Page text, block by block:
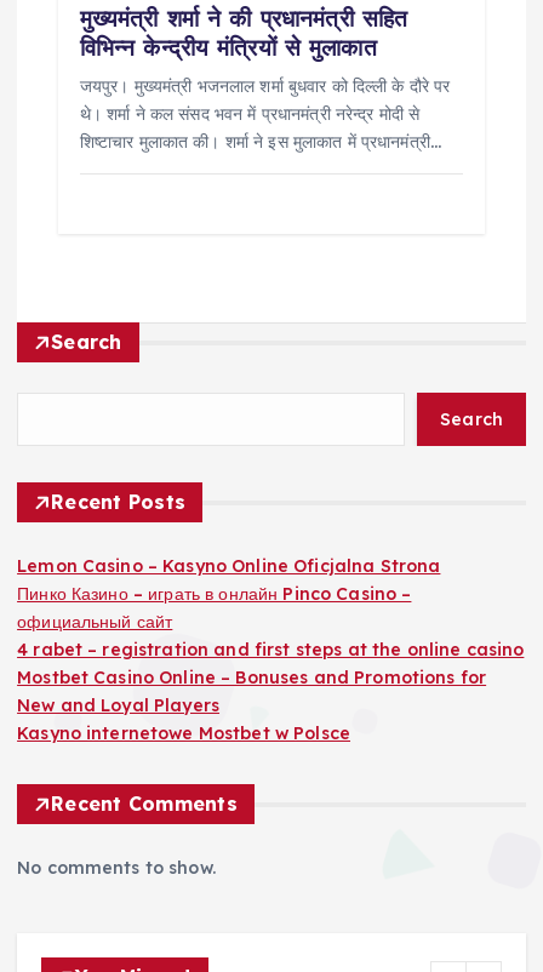
मुख्यमंत्री शर्मा ने की प्रधानमंत्री सहित
विभिन्न केन्द्रीय मंत्रियों से मुलाकात
जयपुर। मुख्यमंत्री भजनलाल शर्मा बुधवार को दिल्ली के दौरे पर
थे। शर्मा ने कल संसद भवन में प्रधानमंत्री नरेन्द्र मोदी से
शिष्टाचार मुलाकात की। शर्मा ने इस मुलाकात में प्रधानमंत्री…
Search
Search
Recent Posts
Lemon Casino – Kasyno Online Oficjalna Strona
Пинко Казино – играть в онлайн Pinco Casino –
официальный сайт
4 rabet – registration and first steps at the online casino
Mostbet Casino Online – Bonuses and Promotions for
New and Loyal Players
Kasyno internetowe Mostbet w Polsce
Recent Comments
No comments to show.